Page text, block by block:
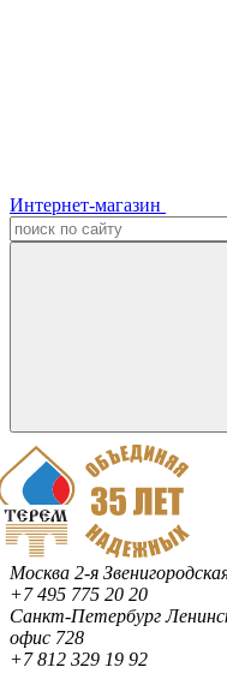
Интернет-магазин
Москва 2-я
+7 495 775 20 20
Санкт-Петербург
офис 728
+7 812 329 19 92